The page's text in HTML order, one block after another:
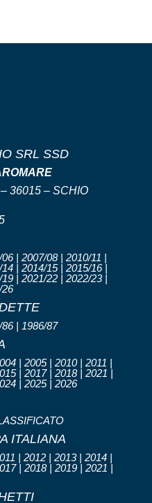
SRL SSD
36015 – SCHIO
| 2007/08 | 2010/11 |
| 2014/15 | 2015/16 |
| 2021/22 | 2022/23 |
26
| 1986/87
| 2005 | 2010 | 2011 |
| 2017 | 2018 | 2021 |
| 2025 | 2026
ITALIANA
| 2012 | 2013 | 2014 |
| 2018 | 2019 | 2021 |